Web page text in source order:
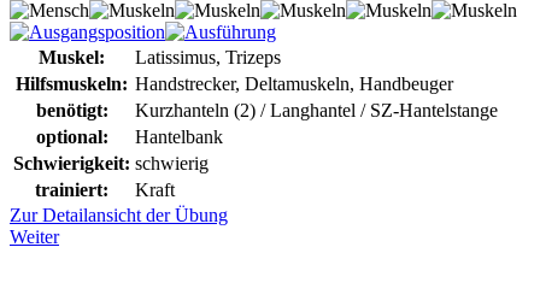
Muskel:
Latissimus, Trizeps
Hilfsmuskeln: Handstrecker, Deltamuskeln, Handbeuger
benötigt:
Kurzhanteln (2) / Langhantel / SZ-Hantelstange
optional:
Hantelbank
Schwierigkeit: schwierig
trainiert:
Kraft
Zur Detailansicht der Übung
Weiter